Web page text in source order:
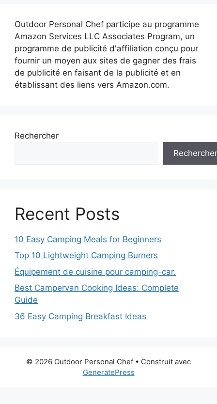
Outdoor Personal Chef participe au programme
Amazon Services LLC Associates Program, un
programme de publicité d'affiliation conçu pour
fournir un moyen aux sites de gagner des frais
de publicité en faisant de la publicité et en
établissant des liens vers Amazon.com.
Rechercher
Rechercher
Recent Posts
10 Easy Camping Meals for Beginners
Top 10 Lightweight Camping Burners
Équipement de cuisine pour camping-car.
Best Campervan Cooking Ideas: Complete
Guide
36 Easy Camping Breakfast Ideas
© 2026 Outdoor Personal Chef • Construit avec
GeneratePress